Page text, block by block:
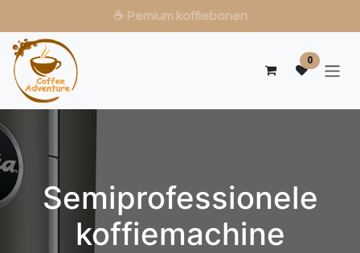
☕ Pemium koffiebonen
Overslaan naar inhoud
0
Semiprofessionele
koffiemachine